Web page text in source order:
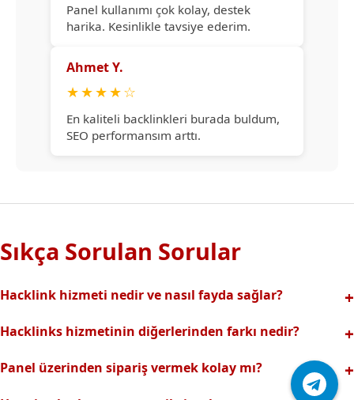
Panel kullanımı çok kolay, destek
harika. Kesinlikle tavsiye ederim.
Ahmet Y.
★★★★☆
En kaliteli backlinkleri burada buldum,
SEO performansım arttı.
Sıkça Sorulan Sorular
Hacklink hizmeti nedir ve nasıl fayda sağlar?
backlinklerle sitenizin arama motorlarındaki
sıralamalarınız hızlıca yükselir.
Hacklinks hizmetinin diğerlerinden farkı nedir?
riski olmadan, en kaliteli ve etkili backlinkler sunuyoruz.
Profesyonel ekibimizle hızlı destek sağlanır.Ayrıca Daha
Panel üzerinden sipariş vermek kolay mı?
Hacklinks paneli kullanıcı dostu arayüzüyle kolayca sipariş